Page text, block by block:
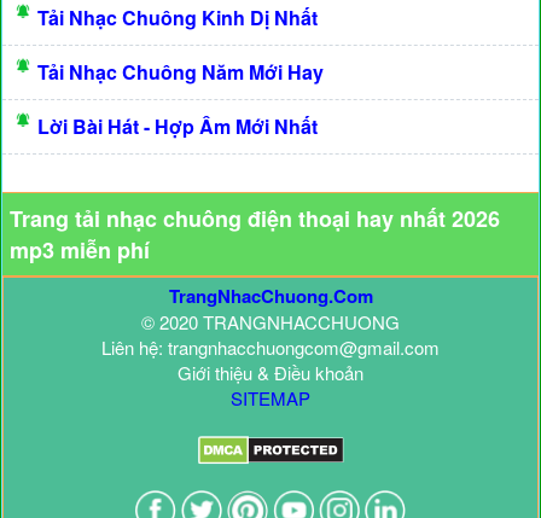
Tải Nhạc Chuông Kinh Dị Nhất
Tải Nhạc Chuông Năm Mới Hay
Lời Bài Hát - Hợp Âm Mới Nhất
Trang tải nhạc chuông điện thoại hay nhất 2026
mp3 miễn phí
TrangNhacChuong.Com
© 2020 TRANGNHACCHUONG
Liên hệ: trangnhacchuongcom@gmail.com
Giới thiệu & Điều khoản
SITEMAP